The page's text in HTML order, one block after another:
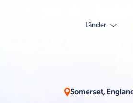
Länder
Somerset,